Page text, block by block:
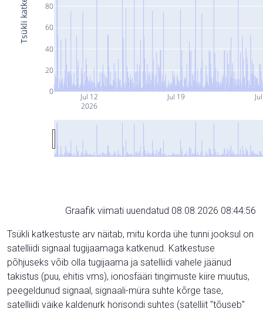
Jul 12
2026
Jul 19
0
20
40
60
80
Graafik viimati uuendatud 08.08.2026 08:44:56
Tsükli katkestuste arv näitab, mitu korda ühe tunni jooksul on
satelliidi signaal tugijaamaga katkenud. Katkestuse
põhjuseks võib olla tugijaama ja satelliidi vahele jäänud
takistus (puu, ehitis vms), ionosfääri tingimuste kiire muutus,
peegeldunud signaal, signaali-müra suhte kõrge tase,
satelliidi väike kaldenurk horisondi suhtes (satelliit "tõuseb"